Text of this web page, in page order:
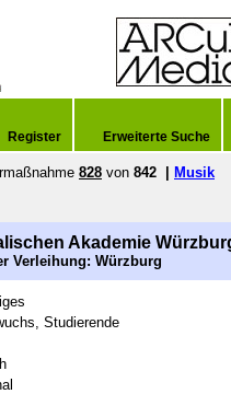
Register Erweiterte Suche
828 von 842 Musik
Akademie
Verleihung: Würzburg
Studierende